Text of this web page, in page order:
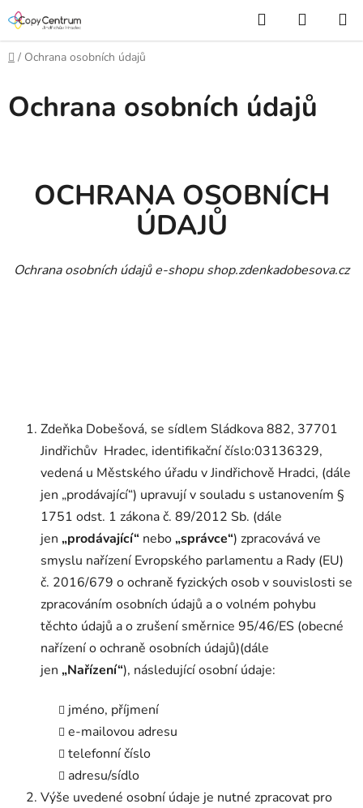
Přejít
na
obsah
Hledat
KOŠÍK
Domů
/ Ochrana osobních údajů
Ochrana osobních údajů
OCHRANA OSOBNÍCH
ÚDAJŮ
Ochrana osobních údajů e-shopu shop.zdenkadobesova.cz
Zdeňka Dobešová, se sídlem Sládkova 882, 37701
Jindřichův Hradec, identifikační číslo:03136329,
vedená u Městského úřadu v Jindřichově Hradci, (dále
jen „prodávající“) upravují v souladu s ustanovením §
1751 odst. 1 zákona č. 89/2012 Sb. (dále
jen „prodávající“ nebo„správce“) zpracovává ve
smyslu nařízení Evropského parlamentu a Rady (EU)
č. 2016/679 o ochraně fyzických osob v souvislosti se
zpracováním osobních údajů a o volném pohybu
těchto údajů a o zrušení směrnice 95/46/ES (obecné
nařízení o ochraně osobních údajů)(dále
jen „Nařízení“), následující osobní údaje:
jméno, příjmení
e-mailovou adresu
telefonní číslo
adresu/sídlo
Výše uvedené osobní údaje je nutné zpracovat pro